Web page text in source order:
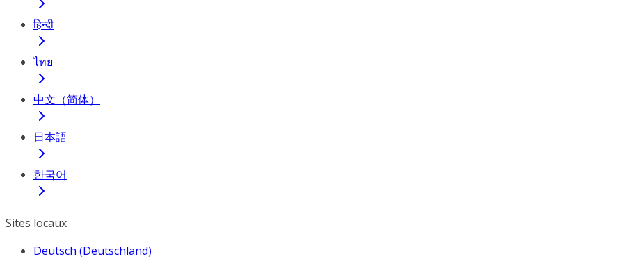
हिन्दी
ไทย
中文（简体）
日本語
한국어
Sites locaux
Deutsch (Deutschland)